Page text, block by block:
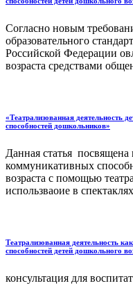
Согласно новым
образовательного
Российской Федерации
возраста средствами
«Театрализованная деятельность
способностей дошкольников»
Данная статья посвящена
коммуникативных
возраста с помощью
использваоие в
Театрализованная деятельность
способностей детей дошкольного
консультация для